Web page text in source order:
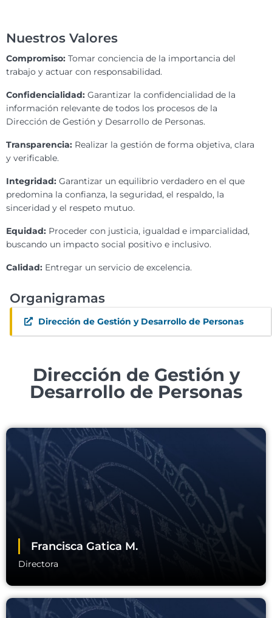
Nuestros Valores
Compromiso: Tomar conciencia de la importancia del
trabajo y actuar con responsabilidad.
Confidencialidad: Garantizar la confidencialidad de la
información relevante de todos los procesos de la
Dirección de Gestión y Desarrollo de Personas.
Transparencia: Realizar la gestión de forma objetiva, clara
y verificable.
Integridad: Garantizar un equilibrio verdadero en el que
predomina la confianza, la seguridad, el respaldo, la
sinceridad y el respeto mutuo.
Equidad: Proceder con justicia, igualdad e imparcialidad,
buscando un impacto social positivo e inclusivo.
Calidad: Entregar un servicio de excelencia.
Organigramas
Dirección de Gestión y Desarrollo de Personas
Dirección de Gestión y
Desarrollo de Personas
Francisca Gatica M.
Directora